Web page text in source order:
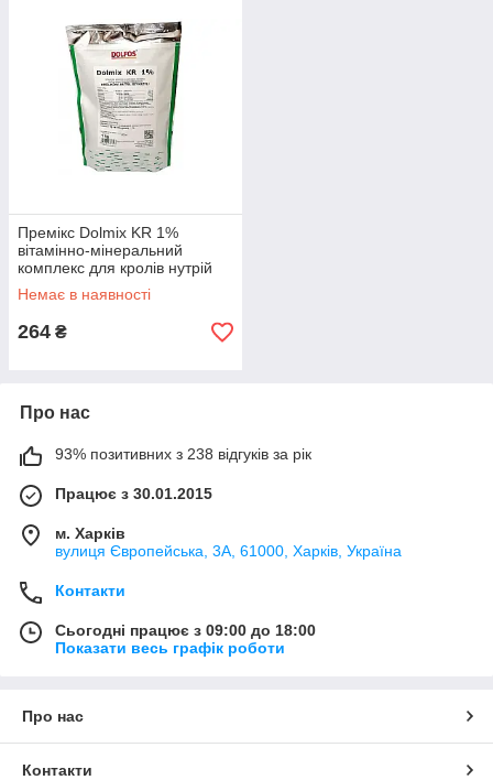
Премікс Dolmix KR 1%
вітамінно-мінеральний
комплекс для кролів нутрій
шиншил 1 кг Dolfos
Немає в наявності
264 ₴
Про нас
93% позитивних з 238 відгуків за рік
Працює з 30.01.2015
м. Харків
вулиця Європейська, 3А, 61000, Харків, Україна
Контакти
Сьогодні працює з 09:00 до 18:00
Показати весь графік роботи
Про нас
Контакти